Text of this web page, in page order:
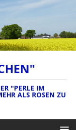
"PERLE IM
ALS ROSEN ZU